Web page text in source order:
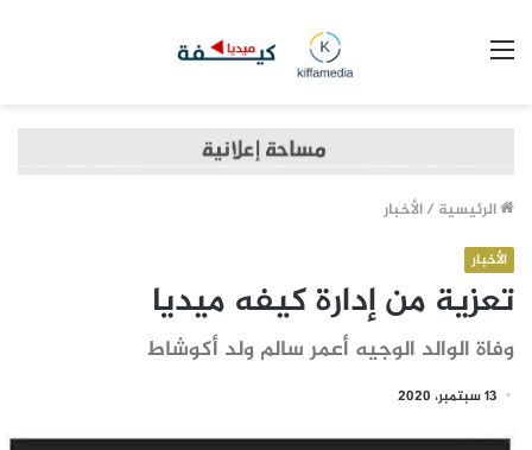
الرئيسية /الأخبار
الأخبار
تعزية من إدارة كيفه ميديا
وفاة الوالد الوجيه أعمر سالم ولد أكوشاط
13 سبتمبر، 2020